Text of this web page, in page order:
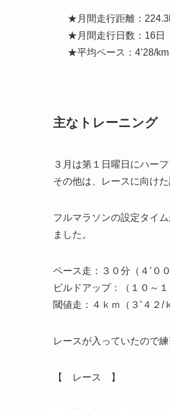
★月間走行距離：
★月間走行日数：16日
★平均ペース：4’28/km
主なトレーニング
３月は第１日曜日にハー
その他は、レースに向け
フルマラソンの設定タイム
ました 。
ペース走 ：３０分（４’０
ビルドアップ：（１０～
閾値走 ：４ｋｍ（３’４２/
レースが入っていたので
【 レース 】